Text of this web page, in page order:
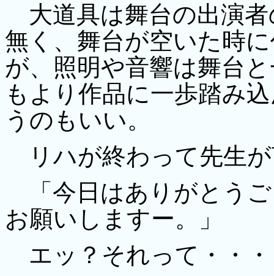
大道具は舞台の出演
無く、舞台が空いた時
が、照明や音響は舞台
もより作品に一歩踏み
うのもいい。
リハが終わって先生
「今日はありがとう
お願いしますー。」
エッ？それって・・・